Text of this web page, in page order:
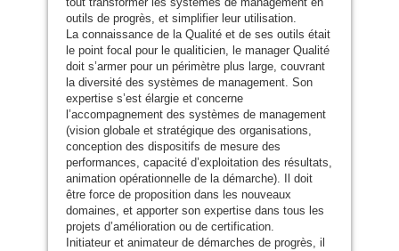
outils de progrès, et simplifier leur utilisation.
La connaissance de la Qualité et de ses outils était
le point focal pour le qualiticien, le manager Qualité
doit s’armer pour un périmètre plus large, couvrant
la diversité des systèmes de management. Son
expertise s’est élargie et concerne
l’accompagnement des systèmes de management
(vision globale et stratégique des organisations,
conception des dispositifs de mesure des
performances, capacité d’exploitation des résultats,
animation opérationnelle de la démarche). Il doit
être force de proposition dans les nouveaux
domaines, et apporter son expertise dans tous les
projets d’amélioration ou de certification.
Initiateur et animateur de démarches de progrès, il